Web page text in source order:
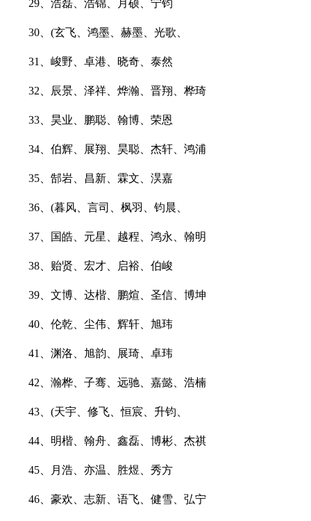
29、浩磊、浩锦、月硕、宁钧
30、(玄飞、鸿墨、赫墨、光歌、
31、峻野、卓港、晓奇、泰然
32、辰景、泽祥、烨瀚、晋翔、桦琦
33、昊业、鹏聪、翰博、荣恩
34、伯辉、展翔、昊聪、杰轩、鸿浦
35、郜岩、昌新、霖文、淏嘉
36、(暮风、言司、枫羽、钧晨、
37、国皓、元星、越程、鸿永、翰明
38、贻贤、宏才、启裕、伯峻
39、文博、达楷、鹏煊、圣信、博坤
40、伦乾、尘伟、辉轩、旭玮
41、渊洛、旭韵、展琦、卓玮
42、瀚桦、子骞、远驰、嘉懿、浩楠
43、(天宇、修飞、恒宸、升钧、
44、明楷、翰舟、鑫磊、博彬、杰祺
45、月浩、亦温、胜煜、秀方
46、豪欢、志新、语飞、健雪、弘宁